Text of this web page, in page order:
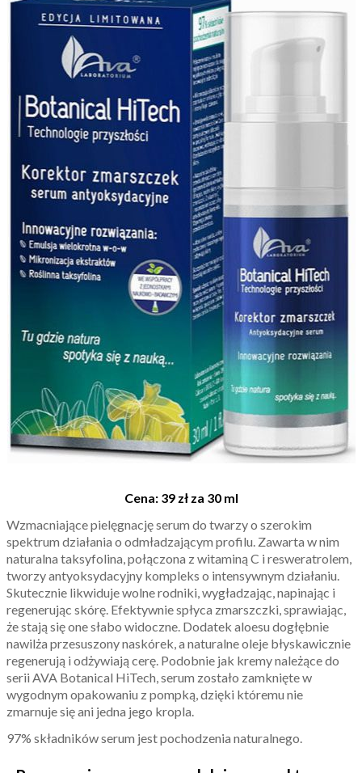
Cena: 39 zł za 30 ml
Wzmacniające pielęgnację serum do twarzy o szerokim
spektrum działania o odmładzającym profilu. Zawarta w nim
naturalna taksyfolina, połączona z witaminą C i resweratrolem,
tworzy antyoksydacyjny kompleks o intensywnym działaniu.
Skutecznie likwiduje wolne rodniki, wygładzając, napinając i
regenerując skórę. Efektywnie spłyca zmarszczki, sprawiając,
że stają się one słabo widoczne. Dodatek aloesu dogłębnie
nawilża przesuszony naskórek, a naturalne oleje błyskawicznie
regenerują i odżywiają cerę. Podobnie jak kremy należące do
serii AVA Botanical HiTech, serum zostało zamknięte w
wygodnym opakowaniu z pompką, dzięki któremu nie
zmarnuje się ani jedna jego kropla.
97% składników serum jest pochodzenia naturalnego.